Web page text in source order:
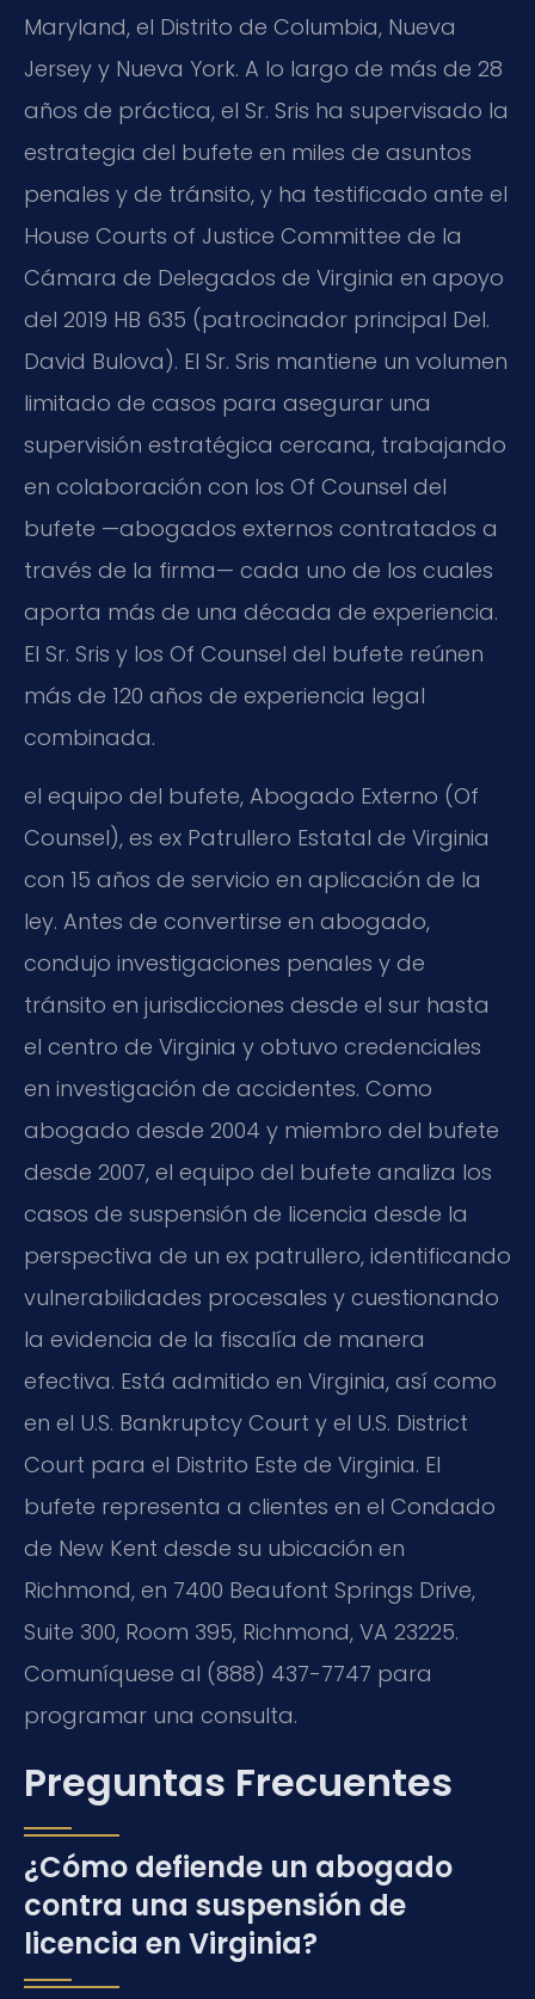
Maryland, el Distrito de Columbia, Nueva
Jersey y Nueva York. A lo largo de más de 28
años de práctica, el Sr. Sris ha supervisado la
estrategia del bufete en miles de asuntos
penales y de tránsito, y ha testificado ante el
House Courts of Justice Committee de la
Cámara de Delegados de Virginia en apoyo
del 2019 HB 635 (patrocinador principal Del.
David Bulova). El Sr. Sris mantiene un volumen
limitado de casos para asegurar una
supervisión estratégica cercana, trabajando
en colaboración con los Of Counsel del
bufete —abogados externos contratados a
través de la firma— cada uno de los cuales
aporta más de una década de experiencia.
El Sr. Sris y los Of Counsel del bufete reúnen
más de 120 años de experiencia legal
combinada.
el equipo del bufete, Abogado Externo (Of
Counsel), es ex Patrullero Estatal de Virginia
con 15 años de servicio en aplicación de la
ley. Antes de convertirse en abogado,
condujo investigaciones penales y de
tránsito en jurisdicciones desde el sur hasta
el centro de Virginia y obtuvo credenciales
en investigación de accidentes. Como
abogado desde 2004 y miembro del bufete
desde 2007, el equipo del bufete analiza los
casos de suspensión de licencia desde la
perspectiva de un ex patrullero, identificando
vulnerabilidades procesales y cuestionando
la evidencia de la fiscalía de manera
efectiva. Está admitido en Virginia, así como
en el U.S. Bankruptcy Court y el U.S. District
Court para el Distrito Este de Virginia. El
bufete representa a clientes en el Condado
de New Kent desde su ubicación en
Richmond, en 7400 Beaufont Springs Drive,
Suite 300, Room 395, Richmond, VA 23225.
Comuníquese al (888) 437-7747 para
programar una consulta.
Preguntas Frecuentes
¿Cómo defiende un abogado
contra una suspensión de
licencia en Virginia?